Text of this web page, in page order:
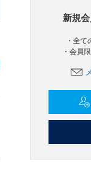
新規
・全
・会員